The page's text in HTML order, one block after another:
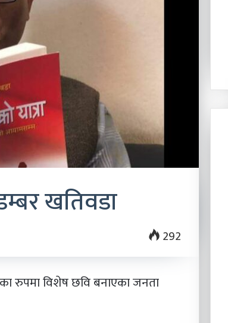
खतिवडा
292
रुपमा विशेष छवि बनाएका जनता
?’ शालीन व्यक्तित्व, सबल नेतृत्व